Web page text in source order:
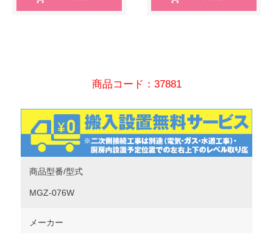
商品コード：37881
商品型番/型式
MGZ-076W
メーカー